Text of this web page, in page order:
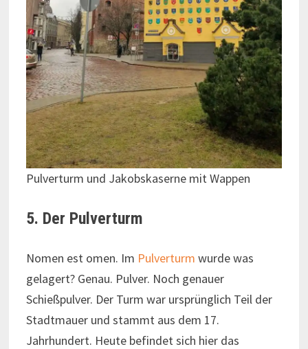
Pulverturm und Jakobskaserne mit Wappen
5. Der Pulverturm
Nomen est omen. Im Pulverturm wurde was
gelagert? Genau. Pulver. Noch genauer
Schießpulver. Der Turm war ursprünglich Teil der
Stadtmauer und stammt aus dem 17.
Jahrhundert. Heute befindet sich hier das